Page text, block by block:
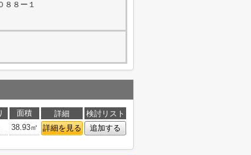
８８ー１
面積 詳細
検討リスト
38.93㎡ 詳細を見る 追加する